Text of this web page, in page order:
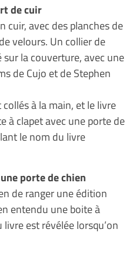
de cuir
cuir, avec des planches de
velours. Un collier de
la couverture, avec une
de Cujo et de Stephen
à la main, et le livre
à clapet avec une porte de
le nom du livre
porte de chien
de ranger une édition
entendu une boite à
est révélée lorsqu’on